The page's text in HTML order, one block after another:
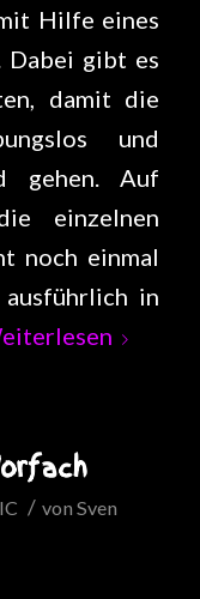
Hilfe eines
Dabei gibt es
damit die
und
gehen. Auf
einzelnen
noch einmal
in
/ von Sven